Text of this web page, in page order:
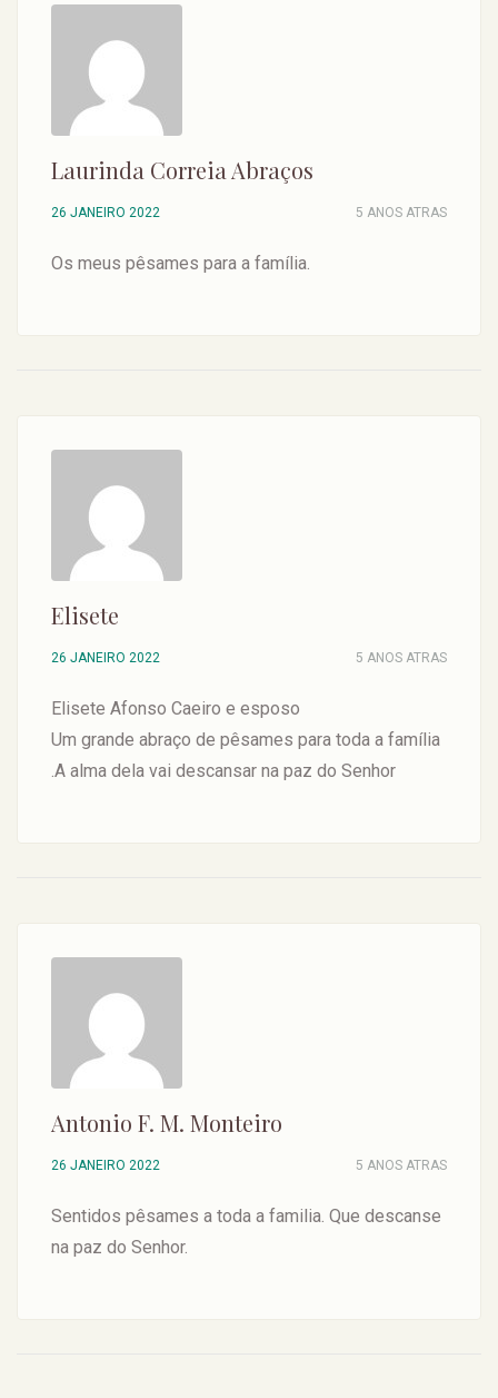
Laurinda Correia Abraços
26 JANEIRO 2022 5 ANOS ATRAS
Os meus pêsames para a família.
Elisete
26 JANEIRO 2022 5 ANOS ATRAS
Elisete Afonso Caeiro e esposo
Um grande abraço de pêsames para toda a família
.A alma dela vai descansar na paz do Senhor
Antonio F. M. Monteiro
26 JANEIRO 2022 5 ANOS ATRAS
Sentidos pêsames a toda a familia. Que descanse
na paz do Senhor.